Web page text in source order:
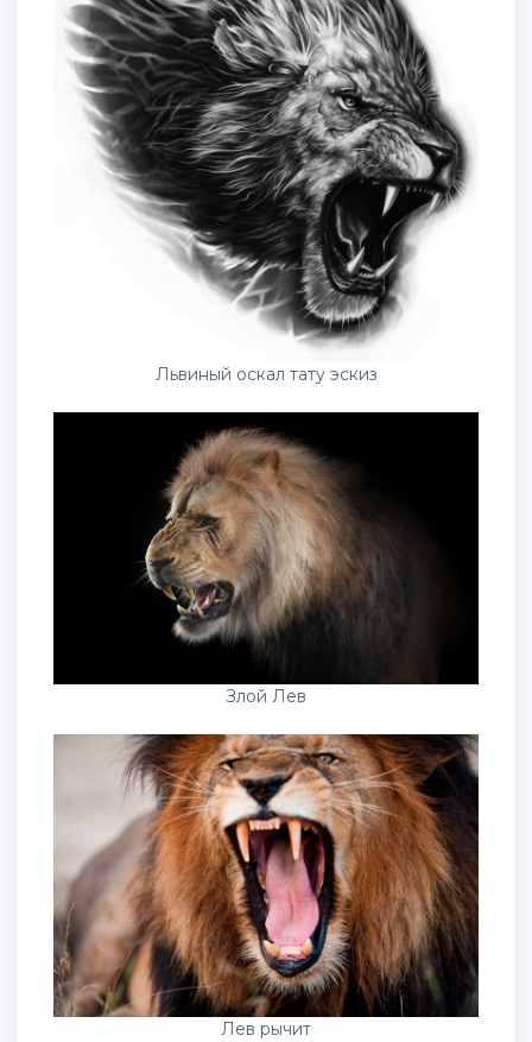
Львиный оскал тату эскиз
Злой Лев
Лев рычит